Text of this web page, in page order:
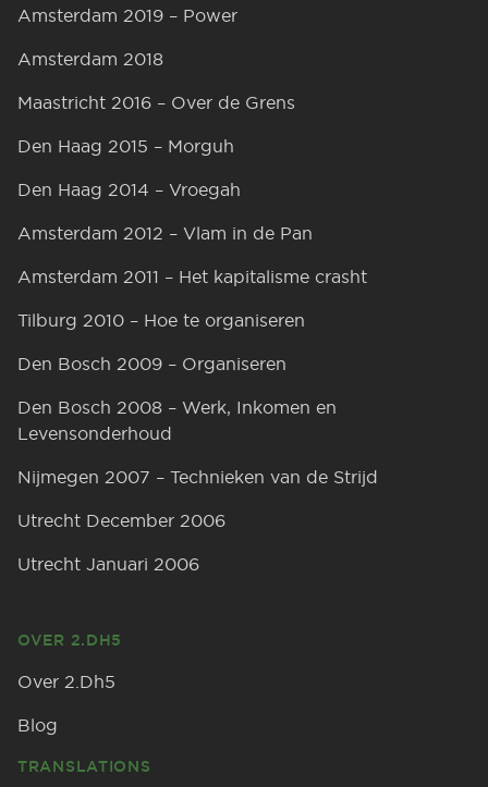
Amsterdam 2019 – Power
Amsterdam 2018
Maastricht 2016 – Over de Grens
Den Haag 2015 – Morguh
Den Haag 2014 – Vroegah
Amsterdam 2012 – Vlam in de Pan
Amsterdam 2011 – Het kapitalisme crasht
Tilburg 2010 – Hoe te organiseren
Den Bosch 2009 – Organiseren
Den Bosch 2008 – Werk, Inkomen en
Levensonderhoud
Nijmegen 2007 – Technieken van de Strijd
Utrecht December 2006
Utrecht Januari 2006
OVER 2.DH5
Over 2.Dh5
Blog
TRANSLATIONS